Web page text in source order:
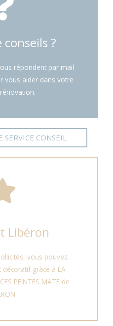
conseils ?
répondent par mail
vous aider dans votre
SERVICE CONSEIL
Libéron
vous pouvez
grâce à LA
PEINTES MATE de